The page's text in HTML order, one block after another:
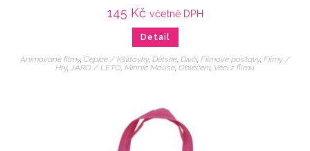
145 Kč včetně DPH
Detail
Animované filmy, Čepice / Kšiltovky, Dětské, Dívčí, Filmové postavy, Filmy /
Hry, JARO / LÉTO, Minnie Mouse, Oblečení, Veci z filmu